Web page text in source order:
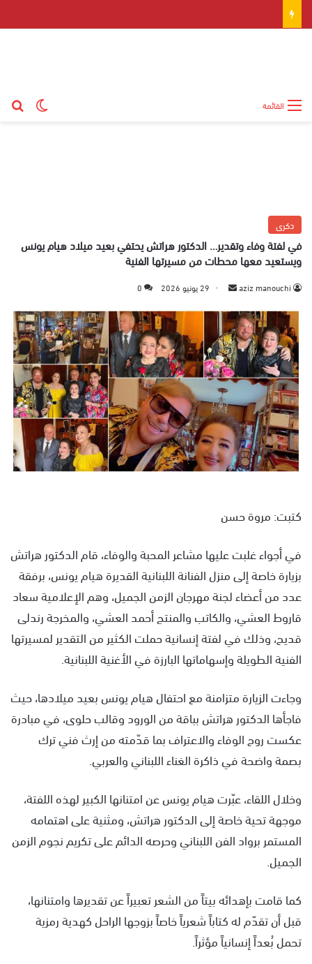
القائمة
دكرى
في لفتة وفاء وتقدير… الدكتور هراتش يحتفي بعيد ميلاد هيام يونس
ويستعيد معها محطات من مسيرتها الفنية
aziz manouchi
س
ل
ب
ر
ي
د
ا
إ
ل
ك
و
ي
ا
29 يونيو 2026 0
كتبت: مروة حسن
في أجواء غلبت عليها مشاعر المحبة والوفاء، قام الدكتور هراتش
بزيارة خاصة إلى منزل الفنانة اللبنانية القديرة هيام يونس، برفقة
عدد من أعضاء لجنة مهرجان الزمن الجميل، وهم الإعلامية سعاد
قاروط العشي، والكاتب والمنتج أحمد العشي، والمخرجة رندلى
قديح، وذلك في لفتة إنسانية حملت الكثير من التقدير لمسيرتها
الفنية الطويلة وإسهاماتها البارزة في الأغنية اللبنانية.
وجاءت الزيارة متزامنة مع احتفال هيام يونس بعيد ميلادها، حيث
فاجأها الدكتور هراتش بباقة من الورود وقالب حلوى، في مبادرة
عكست روح الوفاء والاعتراف بما قدّمته من إرث فني ترك
بصمة واضحة في ذاكرة الغناء اللبناني والعربي.
وخلال اللقاء، عبّرت هيام يونس عن امتنانها الكبير لهذه اللفتة،
موجهة تحية خاصة إلى الدكتور هراتش، ومثنية على اهتمامه
المستمر برواد الفن اللبناني وحرصه الدائم على تكريم نجوم الزمن
الجميل.
كما قامت بإهدائه بيتاً من الشعر تعبيراً عن تقديرها وامتنانها،
قبل أن تقدّم له كتاباً شعرياً خاصاً بزوجها الراحل كهدية رمزية
تحمل بُعداً إنسانياً مؤثراً.